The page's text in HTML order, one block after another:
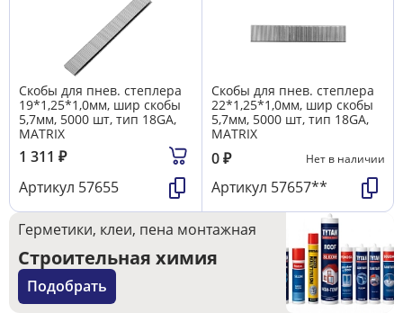
Скобы для пнев. степлера
19*1,25*1,0мм, шир скобы
5,7мм, 5000 шт, тип 18GA,
MATRIX
1 311 ₽
Артикул 57655
Скобы для пнев. степлера
22*1,25*1,0мм, шир скобы
5,7мм, 5000 шт, тип 18GA,
MATRIX
0₽ Нет в наличии
Артикул 57657**
Герметики, клеи, пена монтажная
Строительная химия
Подобрать